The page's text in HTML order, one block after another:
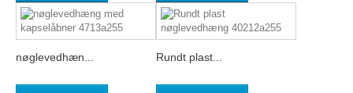
nøglevedhæn... Rundt plast...